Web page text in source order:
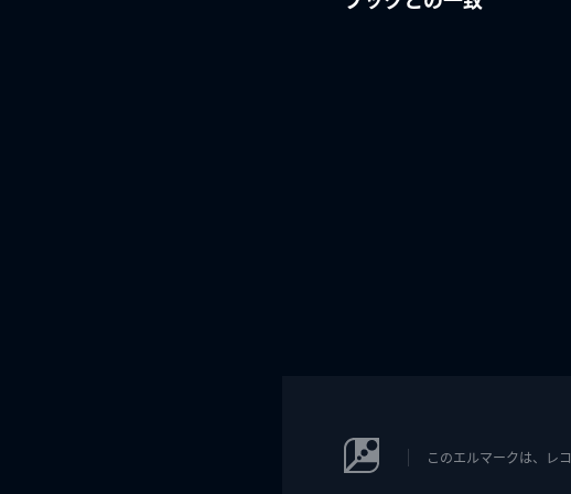
このエルマークは、レ